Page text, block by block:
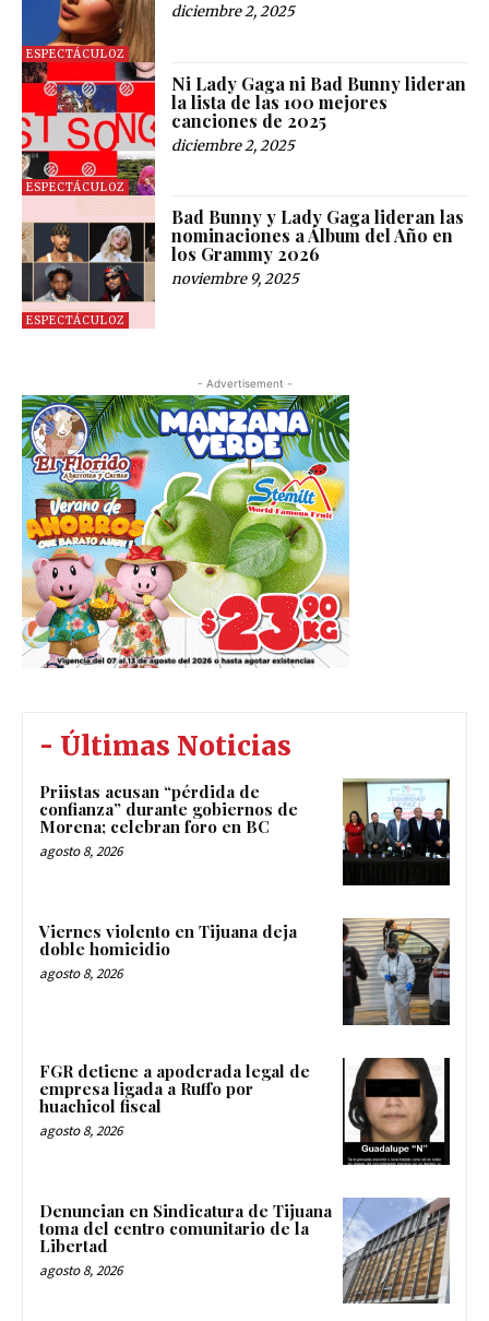
ESPECTÁCULOZ
diciembre 2, 2025
ESPECTÁCULOZ
Ni Lady Gaga ni Bad Bunny lideran
la lista de las 100 mejores
canciones de 2025
diciembre 2, 2025
ESPECTÁCULOZ
Bad Bunny y Lady Gaga lideran las
nominaciones a Álbum del Año en
los Grammy 2026
noviembre 9, 2025
- Advertisement -
- Últimas Noticias
Priistas acusan “pérdida de
confianza” durante gobiernos de
Morena; celebran foro en BC
agosto 8, 2026
Viernes violento en Tijuana deja
doble homicidio
agosto 8, 2026
FGR detiene a apoderada legal de
empresa ligada a Ruffo por
huachicol fiscal
agosto 8, 2026
Denuncian en Sindicatura de Tijuana
toma del centro comunitario de la
Libertad
agosto 8, 2026